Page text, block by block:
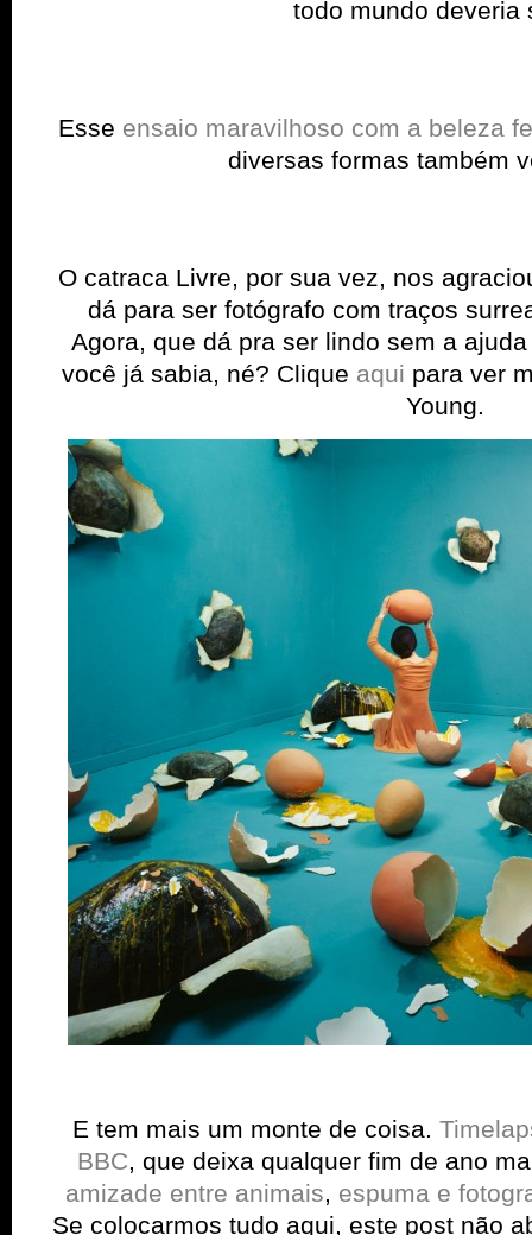
todo mundo deveria
Esse ensaio maravilhoso com a beleza
diversas formas também
O catraca Livre, por sua vez, nos
dá para ser fotógrafo com traços
Agora, que dá pra ser lindo sem a
você já sabia, né? Clique aqui para ver
Young.
E tem mais um monte de coisa.
BBC, que deixa qualquer fim de ano
amizade entre animais, espuma e
Se colocarmos tudo aqui, este post não